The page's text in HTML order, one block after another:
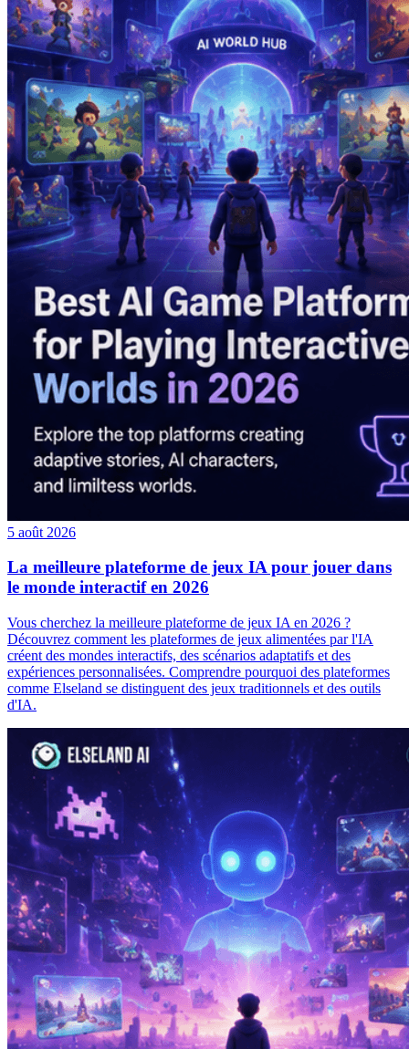
5 août 2026
La meilleure plateforme de jeux IA pour jouer dans
le monde interactif en 2026
Vous cherchez la meilleure plateforme de jeux IA en 2026 ?
Découvrez comment les plateformes de jeux alimentées par l'IA
créent des mondes interactifs, des scénarios adaptatifs et des
expériences personnalisées. Comprendre pourquoi des plateformes
comme Elseland se distinguent des jeux traditionnels et des outils
d'IA.